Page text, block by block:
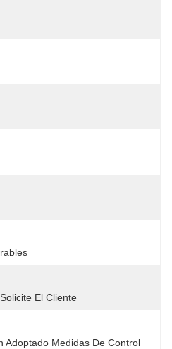
El Cliente
Adoptado Medidas De Control